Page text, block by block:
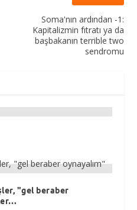
Soma'nın ardından -1:
Kapitalizmin fıtratı ya da
başbakanın terrible two
sendromu
"gel beraber